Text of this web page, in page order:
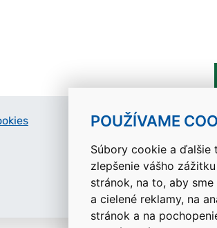
POUŽÍVAME
Súbory cookie a ďalšie
zlepšenie vášho
stránok, na to, aby
a cielené reklamy, na
stránok a na